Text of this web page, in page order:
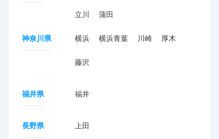
立川 蒲田
神奈川県 横浜 横浜青葉 川崎 厚木
藤沢
福井県 福井
長野県 上田